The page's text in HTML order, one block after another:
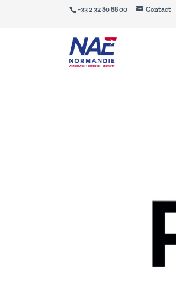
+33 2 32 80 88 00 Contact